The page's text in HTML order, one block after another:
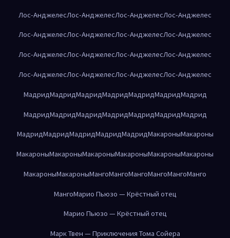
Лос-АнджелесЛос-АнджелесЛос-АнджелесЛос-Анджелес
Лос-АнджелесЛос-АнджелесЛос-АнджелесЛос-Анджелес
Лос-АнджелесЛос-АнджелесЛос-АнджелесЛос-Анджелес
Лос-АнджелесЛос-АнджелесЛос-АнджелесЛос-Анджелес
МадридМадридМадридМадридМадридМадридМадрид
МадридМадридМадридМадридМадридМадридМадрид
МадридМадридМадридМадридМадридМакароныМакароны
МакароныМакароныМакароныМакароныМакароныМакароны
МакароныМакароныМангоМангоМангоМангоМангоМанго
МангоМарио Пьюзо — Крёстный отец
Марио Пьюзо — Крёстный отец
Марк Твен — Приключения Тома Сойера